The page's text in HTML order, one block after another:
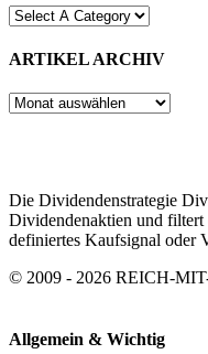
ARTIKEL ARCHIV
ARTIKEL
Die Dividendenstrategie
Dividendenaktien und
definiertes Kaufsignal oder
© 2009 - 2026 REICH-
Allgemein & Wichtig